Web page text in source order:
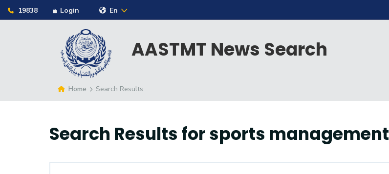
19838 Login En
AASTMT News Search
Home Search Results
Search Results forsports management